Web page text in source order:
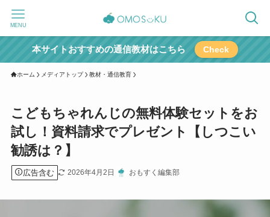
MENU
本サイトおすすめの通信教材はこちら Check
ホーム メディアトップ 教材・通信教育
こどもちゃれんじの無料体験セットをお
試し！資料請求でプレゼント【しつこい
勧誘は？】
広告含む 2026年4月2日 おもすく編集部